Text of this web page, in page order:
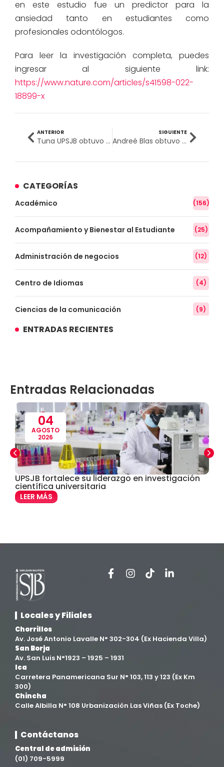
en este estudio fue un predictor para la
ansiedad tanto en estudiantes como
profesionales odontólogos.
Para leer la investigación completa, puedes
ingresar al siguiente link:
https://www.nature.com/articles/s41598-022-
18899-x
ANTERIOR
Tuna UPSJB obtuvo el tercer puesto en la Edición Especial del Festival Internacional de Tunas de la UNI
SIGUIENTE
Andreé Blas obtuvo importantes logros en competencias deportivas nacionales
CATEGORÍAS
Académico (156)
Acompañamiento y Bienestar al Estudiante (25)
Administración de negocios (12)
Centro de Idiomas (4)
Ciencias de la comunicación (9)
Convenios
Defensoría Universitaria (3)
Departamento Cultural Artístico y Deportivo (28)
Derecho (24)
Enfermería
Facultad de Ciencias de la Salud
Facultad de Derecho y Ciencias Empresariales
Facultad de Ingenierías
Filial Chincha
Filial Ica (76)
Ingeniería agroindustrial (12)
Ingeniería Civil
Ingeniería de Sistemas
ENTRADAS RECIENTES
Entradas Relacionadas
04
AGOSTO
2026
UPSJB fortalece su liderazgo en investigación
científica universitaria
LEER MÁS
Locales y Filiales
Chorrillos
Av. José Antonio Lavalle N° 302-304 (Ex Hacienda Villa)
San Borja
Av. San Luis N°1923 – 1925 – 1931
Ica
Carretera Panamericana Sur N° 103, 113 y 123 (Ex Km
300)
Chincha
Calle Albilla N° 108 Urbanización Las Viñas (Ex Toche)
Contáctanos
Central de admisión
(01) 709-5999